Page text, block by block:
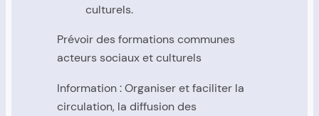
culturels.
Prévoir des formations communes
acteurs sociaux et culturels
Information : Organiser et faciliter la
circulation, la diffusion des